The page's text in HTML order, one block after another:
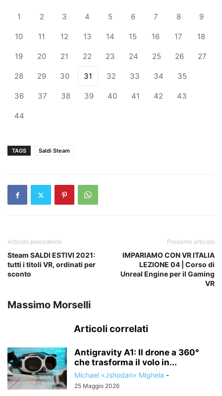
1 2 3 4 5 6 7 8 9
10 11 12 13 14 15 16 17 18
19 20 21 22 23 24 25 26 27
28 29 30 31 32 33 34 35
36 37 38 39 40 41 42 43
44
TAGS Saldi Steam
Articolo precedente
Steam SALDI ESTIVI 2021:
tutti i titoli VR, ordinati per
sconto
Prossimo articolo
IMPARIAMO CON VR ITALIA
LEZIONE 04 | Corso di
Unreal Engine per il Gaming
VR
Massimo Morselli
Articoli correlati
Antigravity A1: Il drone a 360°
che trasforma il volo in...
Michael «Jshodan» Mighela -
25 Maggio 2026